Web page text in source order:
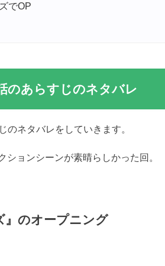
でOP
のあらすじのネタバレ
のネタバレをしていきます。
ョンシーンが素晴らしかった回。
』のオープニング